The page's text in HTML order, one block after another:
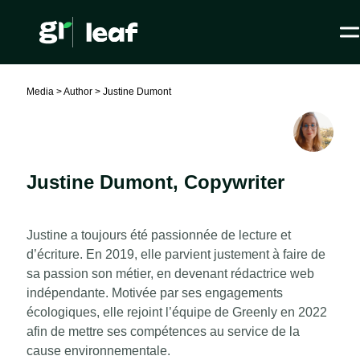
Media >Author > Justine Dumont
Justine Dumont, Copywriter
Justine a toujours été passionnée de lecture et
d’écriture. En 2019, elle parvient justement à faire de
sa passion son métier, en devenant rédactrice web
indépendante. Motivée par ses engagements
écologiques, elle rejoint l’équipe de Greenly en 2022
afin de mettre ses compétences au service de la
cause environnementale.